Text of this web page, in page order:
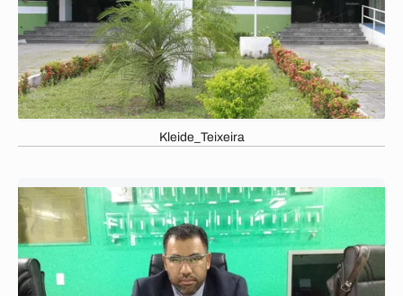
Kleide_Teixeira